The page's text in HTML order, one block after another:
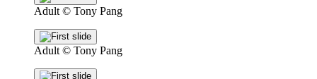
Adult © Tony Pang
Adult © Tony Pang